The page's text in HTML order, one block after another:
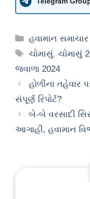
Categories
હવામાન સમાચાર
Tags
ચોમાસું,ચોમાસું
જ્વાળા 2024
હોળીના તહેવાર
સંપૂર્ણ રિપોર્ટ?
બે-બે વરસાદી
આગાહી, હવામાન